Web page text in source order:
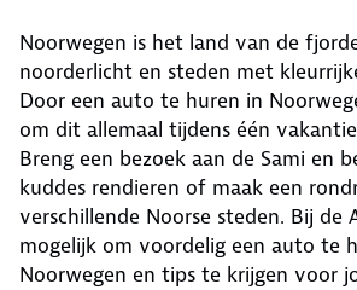
Noorwegen is het land van de
noorderlicht en steden met
Door een auto te huren in
om dit allemaal tijdens één
Breng een bezoek aan de Sami en
kuddes rendieren of maak een
verschillende Noorse steden. Bij de
mogelijk om voordelig een auto te
Noorwegen en tips te krijgen voor